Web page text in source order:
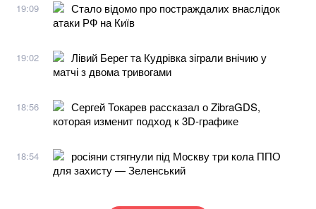
19:09
Стало відомо про постраждалих внаслідок
атаки РФ на Київ
19:02
Лівий Берег та Кудрівка зіграли внічию у
матчі з двома тривогами
18:56
Сергей Токарев рассказал о ZibraGDS,
которая изменит подход к 3D-графике
18:54
росіяни стягнули під Москву три кола ППО
для захисту — Зеленський